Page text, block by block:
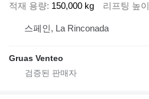
적재 용량 150,000 kg 리프팅 높이
스페인, La Rinconada
Gruas Venteo